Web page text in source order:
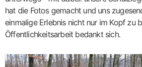
s
p
o
o
t
i
o
n
c
a
hat die Fotos gemacht und uns
einmalige Erlebnis nicht nur im Kopf zu
Öffentlichkeitsarbeit bedankt sich.